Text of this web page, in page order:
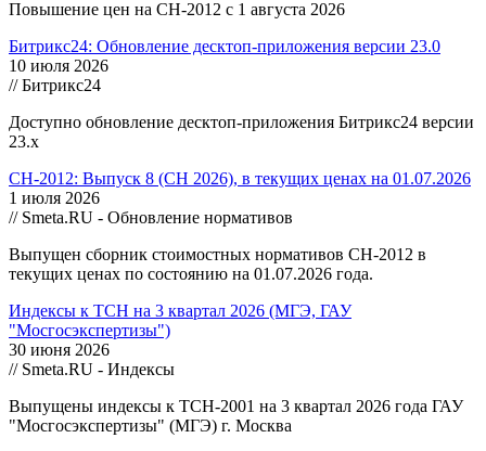
Повышение цен на СН-2012 с 1 августа 2026
Битрикс24: Обновление десктоп-приложения версии 23.0
10 июля 2026
// Битрикс24
Доступно обновление десктоп-приложения Битрикс24 версии
23.х
СН-2012: Выпуск 8 (СН 2026), в текущих ценах на 01.07.2026
1 июля 2026
// Smeta.RU - Обновление нормативов
Выпущен сборник стоимостных нормативов СН-2012 в
текущих ценах по состоянию на 01.07.2026 года.
Индексы к ТСН на 3 квартал 2026 (МГЭ, ГАУ
"Мосгосэкспертизы")
30 июня 2026
// Smeta.RU - Индексы
Выпущены индексы к ТСН-2001 на 3 квартал 2026 года ГАУ
"Мосгосэкспертизы" (МГЭ) г. Москва